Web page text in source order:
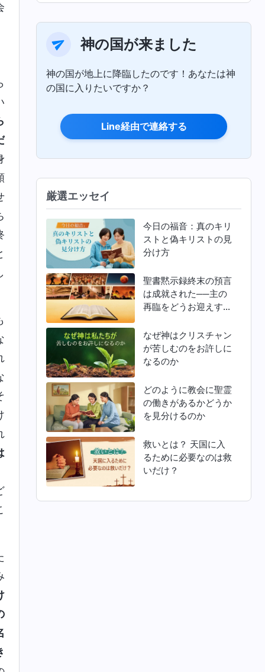
神の国が来ました
神の国が地上に降臨したのです！あなたは神
の国に入りたいですか？
Line経由で連絡する
厳選エッセイ
今日の福音：真のキリ
ストと偽キリストの見
分け方
聖書黙示録終末の預言
は成就された──主の
再臨をどうお迎えすれ
なぜ神はクリスチャン
が苦しむのをお許しに
なるのか
どのように教会に聖霊
の働きがあるかどうか
を見分けるのか
救いとは？ 天国に入
るために必要なのは救
いだけ？